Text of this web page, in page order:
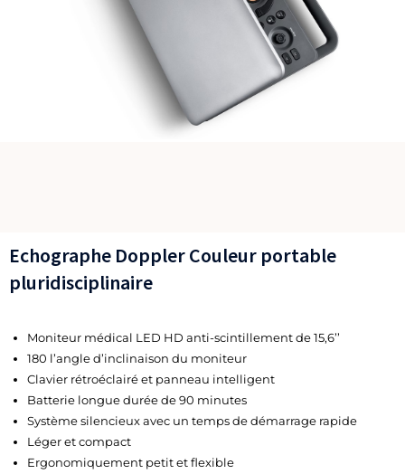
Echographe Doppler Couleur portable
pluridisciplinaire
Moniteur médical LED HD anti-scintillement de 15,6’’
180 l’angle d’inclinaison du moniteur
Clavier rétroéclairé et panneau intelligent
Batterie longue durée de 90 minutes
Système silencieux avec un temps de démarrage rapide
Léger et compact
Ergonomiquement petit et flexible